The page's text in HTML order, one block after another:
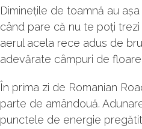
Diminețile de toamnă au
când pare că nu te poți
aerul acela rece adus de
adevărate câmpuri de
În prima zi de Romanian
parte de amândouă.
punctele de energie